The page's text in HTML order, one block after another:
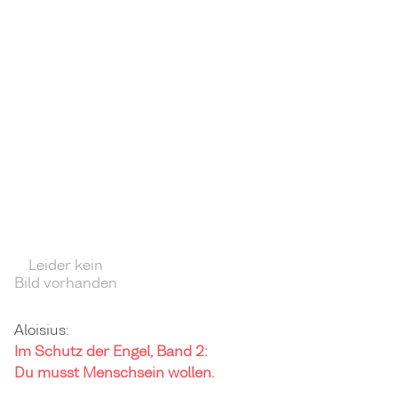
Leider kein
Bild vorhanden
Aloisius:
Im Schutz der Engel, Band 2:
Du musst Menschsein wollen.